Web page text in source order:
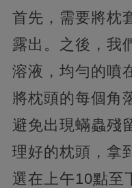
首先，需要將枕
露出。之後，我
溶液，均勻的噴
將枕頭的每個角
避免出現蟎蟲殘
理好的枕頭，拿
選在上午10點至